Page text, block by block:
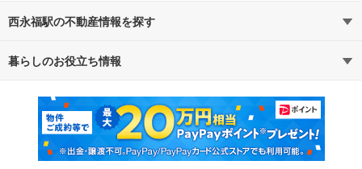
西永福駅の不動産情報を探す
不動産・住宅
新築マンション 中古マンション
新築一戸建て 中古一戸建て
暮らしのお役立ち情報
マンションカタログ 教えて！住まいの先生